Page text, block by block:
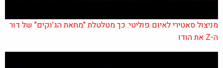
מניצול סאטירי לאיום פוליטי: כך מטלטלת "מחאת הג'וקים" של דור
ה-Z את הודו